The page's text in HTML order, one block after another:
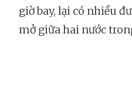
giờ bay, lại có nhiều
mở giữa hai nước